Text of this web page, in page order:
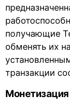
получающие
обменять их
транзакции